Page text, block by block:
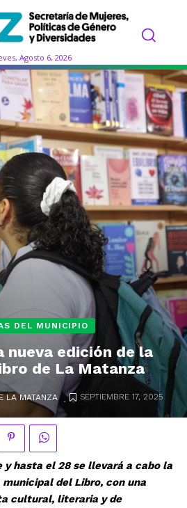
Agosto 6, 2026
DEL MUNICIPIO
nueva edición de la
de La Matanza
LA MATANZA . SEPTIEMBRE 17, 2025
y hasta el 28 se llevará a cabo la
municipal del Libro, con una
cultural, literaria y de